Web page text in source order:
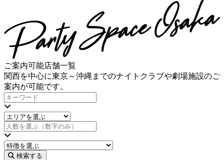
ご案内可能店舗一覧
関西を中心に東京～沖縄までのナイトクラブや劇場施設のご
案内が可能です。
検索する